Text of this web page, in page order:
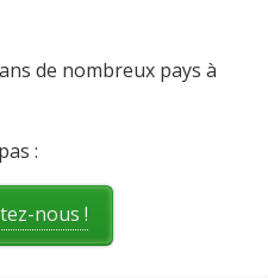
de nombreux pays à
:
nous !